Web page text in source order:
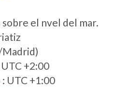
el nvel del mar.
Madrid)
+2:00
UTC +1:00